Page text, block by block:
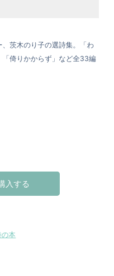
茨木のり子の選詩集。「わ
倚りかからず」など全33編
入する
本